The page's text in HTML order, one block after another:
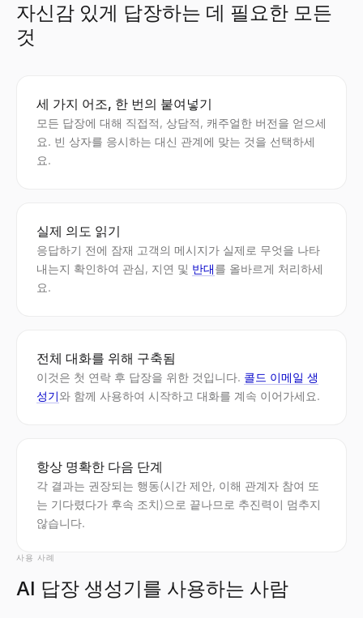
자신감 있게 답장하는 데 필요한 모든
것
세 가지 어조, 한 번의 붙여넣기
모든 답장에 대해 직접적, 상담적, 캐주얼한 버전을 얻으세
요. 빈 상자를 응시하는 대신 관계에 맞는 것을 선택하세
요.
실제 의도 읽기
응답하기 전에 잠재 고객의 메시지가 실제로 무엇을 나타
내는지 확인하여 관심, 지연 및 반대를 올바르게 처리하세
요.
전체 대화를 위해 구축됨
이것은 첫 연락 후 답장을 위한 것입니다. 콜드 이메일 생
성기와 함께 사용하여 시작하고 대화를 계속 이어가세요.
항상 명확한 다음 단계
각 결과는 권장되는 행동(시간 제안, 이해 관계자 참여 또
는 기다렸다가 후속 조치)으로 끝나므로 추진력이 멈추지
않습니다.
사용 사례
AI 답장 생성기를 사용하는 사람